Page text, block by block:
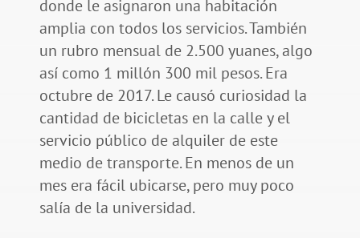
donde le asignaron una habitación
amplia con todos los servicios. También
un rubro mensual de 2.500 yuanes, algo
así como 1 millón 300 mil pesos. Era
octubre de 2017. Le causó curiosidad la
cantidad de bicicletas en la calle y el
servicio público de alquiler de este
medio de transporte. En menos de un
mes era fácil ubicarse, pero muy poco
salía de la universidad.